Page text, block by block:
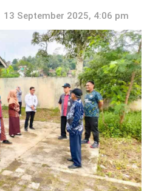
13 September 2025, 4:06 pm